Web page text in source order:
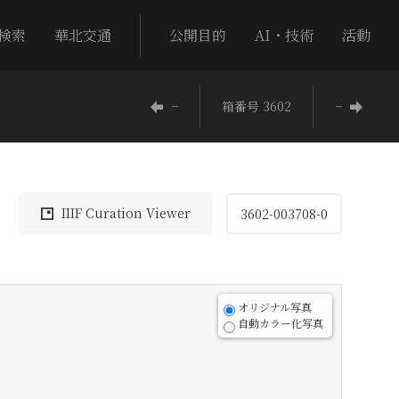
索 華北交通 公開目的 AI・技術 活動
− 箱番号 3602 −
IIIF Curation Viewer 3602-003708-0
オリジナル写真
自動カラー化写真